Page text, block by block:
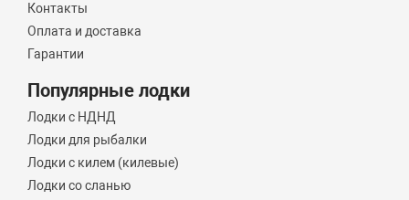
Контакты
Оплата и доставка
Гарантии
Популярные лодки
Лодки с НДНД
Лодки для рыбалки
Лодки с килем (килевые)
Лодки со сланью